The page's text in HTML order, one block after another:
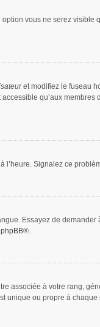
option vous ne serez visible
et modifiez le fuseau
qu’aux membres
l’heure. Signalez ce
Essayez de
phpBB®.
associée à votre rang,
unique ou propre à chaque